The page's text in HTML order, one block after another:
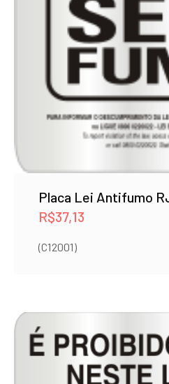
Placa Lei Antifumo
R$37,13
(C12001)